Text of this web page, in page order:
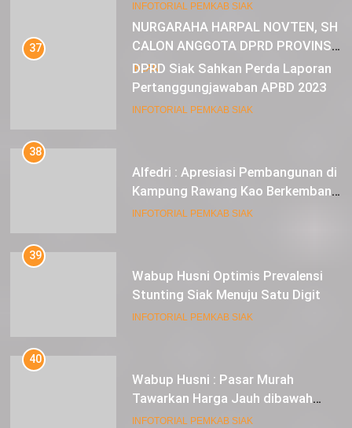
NURGARAHA HARPAL NOVTEN, SH
CALON ANGGOTA DPRD PROVINSI
DKI JAKARTA
IKLAN
INFOTORIAL PEMKAB SIAK
37
DPRD Siak Sahkan Perda Laporan
Pertanggungjawaban APBD 2023
INFOTORIAL PEMKAB SIAK
38
Alfedri : Apresiasi Pembangunan di
Kampung Rawang Kao Berkembang
Pesat
INFOTORIAL PEMKAB SIAK
39
Wabup Husni Optimis Prevalensi
Stunting Siak Menuju Satu Digit
INFOTORIAL PEMKAB SIAK
40
Wabup Husni : Pasar Murah
Tawarkan Harga Jauh dibawah
Pasar Tradisional
INFOTORIAL PEMKAB SIAK